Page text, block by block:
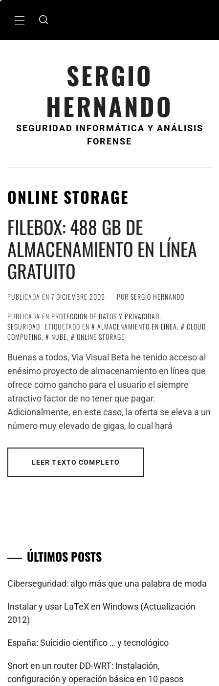
MenÃº
SERGIO
HERNANDO
SEGURIDAD INFORMÁTICA Y ANÁLISIS
FORENSE
ONLINE STORAGE
FILEBOX: 488 GB DE
ALMACENAMIENTO EN LÍNEA
GRATUITO
PUBLICADA EN 7 DICIEMBRE 2009 POR SERGIO HERNANDO
PUBLICADA EN PROTECCION DE DATOS Y PRIVACIDAD,
SEGURIDAD ETIQUETADO EN ALMACENAMIENTO EN LINEA,
CLOUD
COMPUTING, NUBE,
ONLINE STORAGE
Buenas a todos, Via Visual Beta he tenido acceso al
enésimo proyecto de almacenamiento en línea que
ofrece como gancho para el usuario el siempre
atractivo factor de no tener que pagar.
Adicionalmente, en este caso, la oferta se eleva a un
número muy elevado de gigas, lo cual hará
LEER TEXTO COMPLETO
ÚLTIMOS POSTS
Ciberseguridad: algo más que una palabra de moda
Instalar y usar LaTeX en Windows (Actualización
2012)
España: Suicidio científico … y tecnológico
Snort en un router DD-WRT: Instalación,
configuración y operación básica en 10 pasos